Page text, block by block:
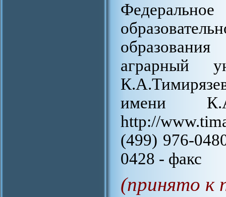
аграрный
имени
http://
(499) 976-
0428 - факс
(принято к